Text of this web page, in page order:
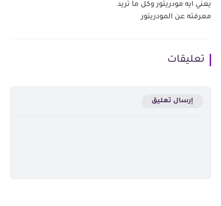
يعني ايه مودريتور وكل ما تريد
معرفته عن المودريتور
تعليقات
إرسال تعليق